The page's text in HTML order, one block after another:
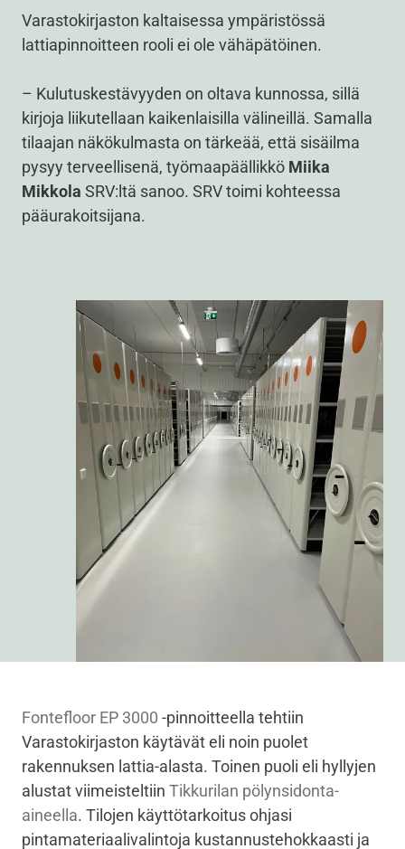
Varastokirjaston kaltaisessa ympäristössä
lattiapinnoitteen rooli ei ole vähäpätöinen.
– Kulutuskestävyyden on oltava kunnossa, sillä
kirjoja liikutellaan kaikenlaisilla välineillä. Samalla
tilaajan näkökulmasta on tärkeää, että sisäilma
pysyy terveellisenä, työmaapäällikkö Miika
Mikkola SRV:ltä sanoo. SRV toimi kohteessa
pääurakoitsijana.
Fontefloor EP 3000 -pinnoitteella tehtiin
Varastokirjaston käytävät eli noin puolet
rakennuksen lattia-alasta. Toinen puoli eli hyllyjen
alustat viimeisteltiin Tikkurilan pölynsidonta-
aineella. Tilojen käyttötarkoitus ohjasi
pintamateriaalivalintoja kustannustehokkaasti ja